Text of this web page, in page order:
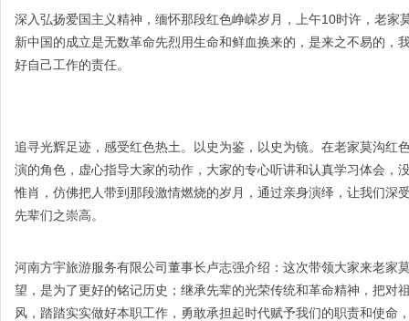
深入弘扬爱国主义精神，缅怀那段红色峥嵘岁月，上午10时许，老
新中国的成立是无数革命先烈用生命和鲜血换来的，是来之不易的
好自己工作的责任。
追寻光辉足迹，感受红色热土。以史为鉴，以史为镜。在老家莫沟
演的角色，虚心指导大家的动作，大家的专心听讲和认真学习体会
惟肖，仿佛把人带到那段激情燃烧的岁月，通过亲身演绎，让我们
先辈们之崇高。
河南方宇旅游服务有限公司董事长卢志强介绍：这次带领大家来老
望，是为了更好的铭记历史；继承先辈的光荣传统和革命精神，把
风，踏踏实实做好本职工作，勇敢承担起时代赋予我们的职责和使命